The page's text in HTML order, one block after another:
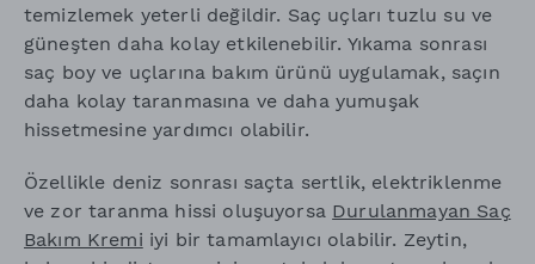
temizlemek yeterli değildir. Saç uçları tuzlu su ve
güneşten daha kolay etkilenebilir. Yıkama sonrası
saç boy ve uçlarına bakım ürünü uygulamak, saçın
daha kolay taranmasına ve daha yumuşak
hissetmesine yardımcı olabilir.
Özellikle deniz sonrası saçta sertlik, elektriklenme
ve zor taranma hissi oluşuyorsa Durulanmayan Saç
Bakım Kremi iyi bir tamamlayıcı olabilir. Zeytin,